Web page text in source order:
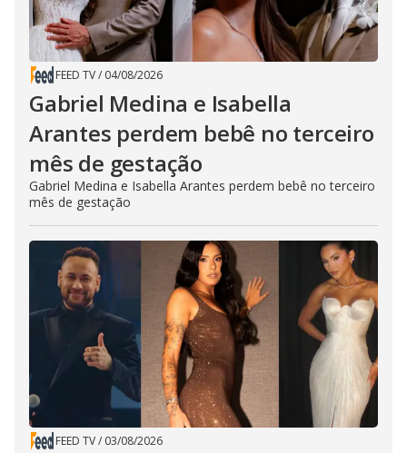
FEED TV/ 04/08/2026
Gabriel Medina e Isabella
Arantes perdem bebê no terceiro
mês de gestação
Gabriel Medina e Isabella Arantes perdem bebê no terceiro
mês de gestação
FEED TV/ 03/08/2026